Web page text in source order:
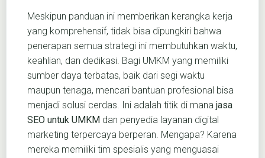
Meskipun panduan ini memberikan kerangka kerja
yang komprehensif, tidak bisa dipungkiri bahwa
penerapan semua strategi ini membutuhkan waktu,
keahlian, dan dedikasi. Bagi UMKM yang memiliki
sumber daya terbatas, baik dari segi waktu
maupun tenaga, mencari bantuan profesional bisa
menjadi solusi cerdas. Ini adalah titik di mana jasa
SEO untuk UMKM dan penyedia layanan digital
marketing terpercaya berperan. Mengapa? Karena
mereka memiliki tim spesialis yang menguasai